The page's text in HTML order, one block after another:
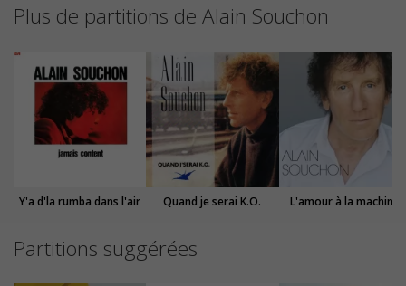
Plus de partitions de Alain Souchon
Y'a d'la rumba dans l'air Quand je serai K.O. L'amour à la machine
Partitions suggérées